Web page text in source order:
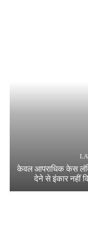
केवल आपराधिक केस
देने से इंकार नहीं